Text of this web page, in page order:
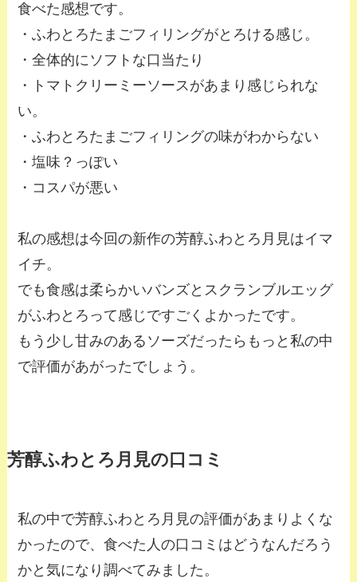
食べた感想です。
・ふわとろたまごフィリングがとろける感じ。
・全体的にソフトな口当たり
・トマトクリーミーソースがあまり感じられな
い。
・ふわとろたまごフィリングの味がわからない
・塩味？っぽい
・コスパが悪い
私の感想は今回の新作の芳醇ふわとろ月見はイマ
イチ。
でも食感は柔らかいバンズとスクランブルエッグ
がふわとろって感じですごくよかったです。
もう少し甘みのあるソーズだったらもっと私の中
で評価があがったでしょう。
芳醇ふわとろ月見の口コミ
私の中で芳醇ふわとろ月見の評価があまりよくな
かったので、食べた人の口コミはどうなんだろう
かと気になり調べてみました。